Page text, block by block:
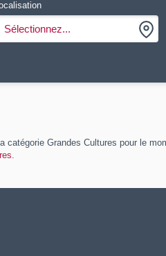
Sélectionnez...
catégorie Grandes Cultures pour le